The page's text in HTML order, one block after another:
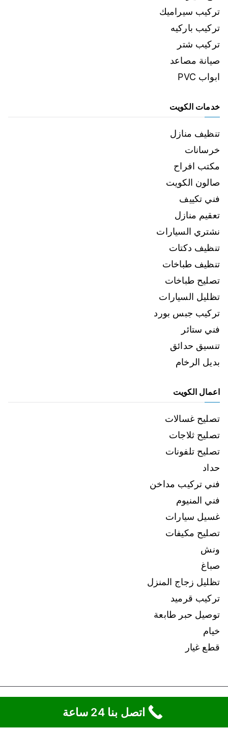
تركيب سيراميك
تركيب باركيه
تركيب شتر
صيانة مصاعد
ابواب PVC
خدمات الكويت
تنظيف منازل
خرسانات
مكتب افراح
صالون الكويت
فني تكييف
تعقيم منازل
نشتري السيارات
تنظيف دكتات
تنظيف طباخات
تصليح طباخات
تظليل السيارات
تركيب جبس بورد
فني ستائر
تنسيق حدائق
بديل الرخام
اعمال الكويت
تصليح غسالات
تصليح ثلاجات
تصليح تلفونات
حداد
فني تركيب مداخن
فني المنيوم
غسيل سيارات
تصليح مكيفات
ونش
صباغ
تظليل زجاج المنزل
تركيب قرميد
توصيل حبر طابعة
خيام
قطع غيار
Copyright © 2026 ونش الكويت اتصل بنا 24 ساعة